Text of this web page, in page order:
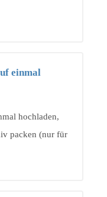
einmal
hochladen,
packen (nur für